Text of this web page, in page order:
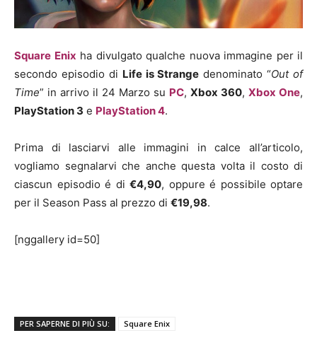
Square Enix ha divulgato qualche nuova immagine per il
secondo episodio di Life is Strange denominato “Out of
Time” in arrivo il 24 Marzo su PC, Xbox 360, Xbox One,
PlayStation 3 e PlayStation 4.
Prima di lasciarvi alle immagini in calce all’articolo,
vogliamo segnalarvi che anche questa volta il costo di
ciascun episodio é di €4,90, oppure é possibile optare
per il Season Pass al prezzo di €19,98.
[nggallery id=50]
PER SAPERNE DI PIÙ SU: Square Enix